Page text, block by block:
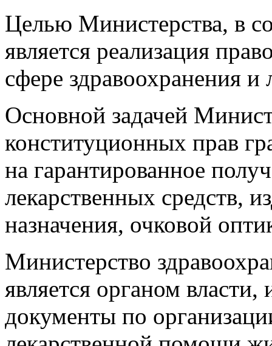
Целью Министерства, в
является реализация
сфере здравоохранения и
Основной задачей
конституционных прав
на гарантированное
лекарственных средств,
назначения, очковой
Министерство
является органом
документы по